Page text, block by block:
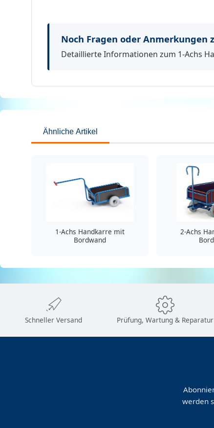
Noch Fragen oder Anmerkungen
Detaillierte Informationen zum 1-Achs
Ähnliche Artikel
1-Achs Handkarre mit
Bordwand
2-Achs
Schneller Versand Prüfung, Wartung & Reparatur
werden